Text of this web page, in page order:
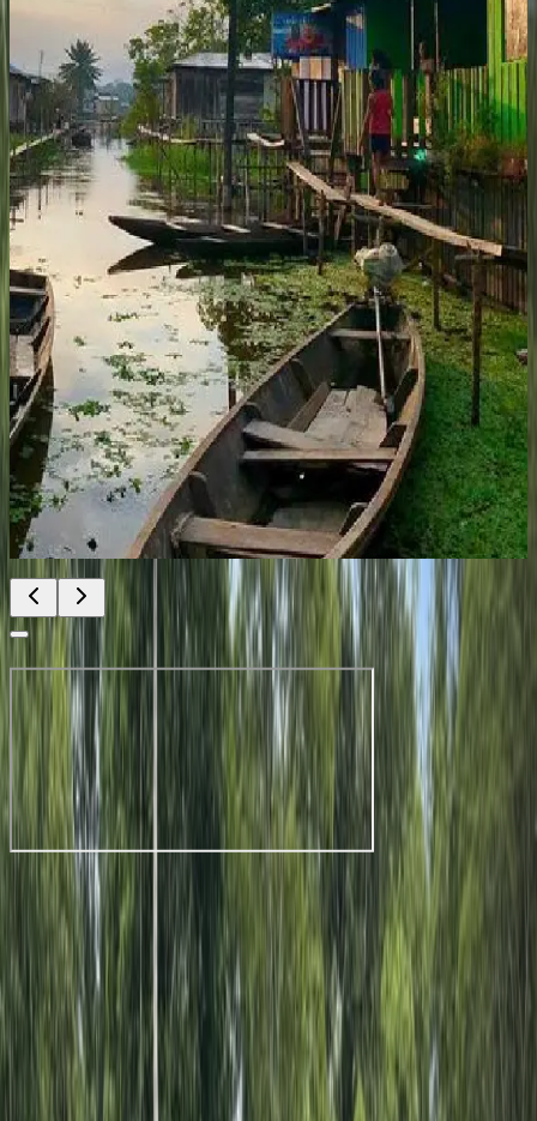
Aeropuerto
Aeropuerto de Tarapacá (TCD)(Tarapacá)
Desliza para descubrir más
Volver arriba
Contacto